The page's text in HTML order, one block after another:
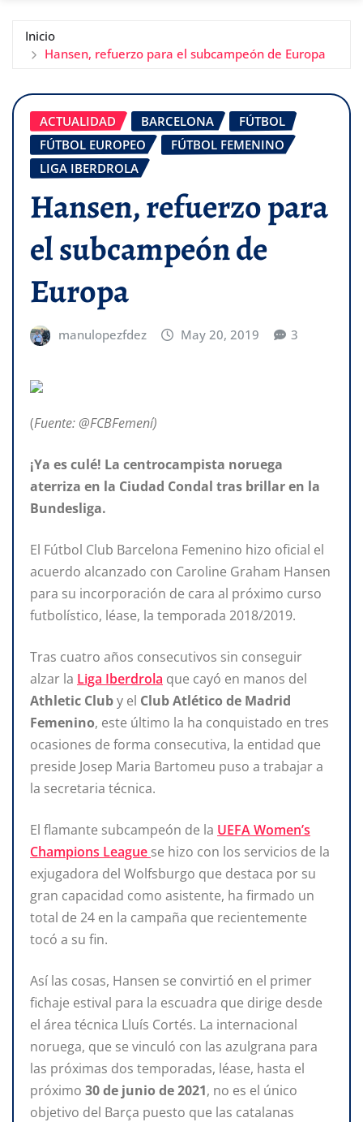
Inicio
Hansen, refuerzo para el subcampeón de Europa
ACTUALIDAD BARCELONA
FÚTBOL
FÚTBOL EUROPEO
FÚTBOL FEMENINO
LIGA IBERDROLA
Hansen, refuerzo para
el subcampeón de
Europa
manulopezfdez May 20, 2019 3
(Fuente: @FCBFemení)
¡Ya es culé! La centrocampista noruega
aterriza en la Ciudad Condal tras brillar en la
Bundesliga.
El Fútbol Club Barcelona Femenino hizo oficial el
acuerdo alcanzado con Caroline Graham Hansen
para su incorporación de cara al próximo curso
futbolístico, léase, la temporada 2018/2019.
Tras cuatro años consecutivos sin conseguir
alzar la Liga Iberdrola que cayó en manos del
Athletic Cluby el Club Atlético de Madrid
Femenino, este último la ha conquistado en tres
ocasiones de forma consecutiva, la entidad que
preside Josep Maria Bartomeu puso a trabajar a
la secretaria técnica.
El flamante subcampeón de la UEFA Women’s
Champions League se hizo con los servicios de la
exjugadora del Wolfsburgo que destaca por su
gran capacidad como asistente, ha firmado un
total de 24 en la campaña que recientemente
tocó a su fin.
Así las cosas, Hansen se convirtió en el primer
fichaje estival para la escuadra que dirige desde
el área técnica Lluís Cortés. La internacional
noruega, que se vinculó con las azulgrana para
las próximas dos temporadas, léase, hasta el
próximo 30 de junio de 2021, no es el único
objetivo del Barça puesto que las catalanas